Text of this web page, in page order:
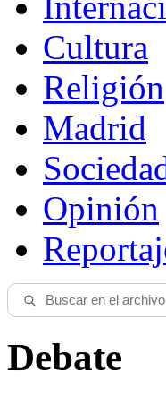
Cultura
Religión
Madrid
Opinión
Debate